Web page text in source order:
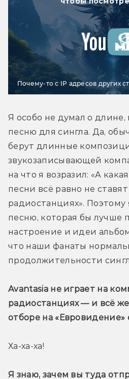
Почему-то с IP адресов других
Я особо не думал о длине,
песню для сингла. Да,
берут длинные
звукозаписывающей
на что я возразил: «А
песни всё равно не
радиостанциях».
песню, которая бы лучше
настроение и идеи
что наши фанаты
продолжительности
Avantasia не играет на
радиостанциях — и всё
отборе на «Евровидение»
Ха-ха-ха!
Я знаю, зачем вы туда